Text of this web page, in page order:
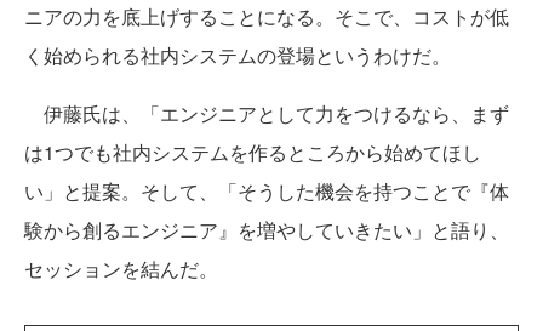
ニアの力を底上げすることになる。そこで、コストが低
く始められる社内システムの登場というわけだ。
伊藤氏は、「エンジニアとして力をつけるなら、まず
は1つでも社内システムを作るところから始めてほし
い」と提案。そして、「そうした機会を持つことで『体
験から創るエンジニア』を増やしていきたい」と語り、
セッションを結んだ。